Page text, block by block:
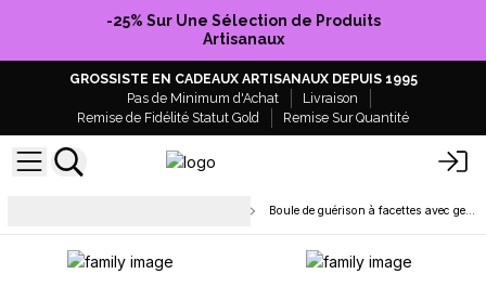
-25% Sur Une Sélection de Produits
Artisanaux
GROSSISTE EN CADEAUX ARTISANAUX DEPUIS 1995
Pas de Minimum d'Achat
Livraison
Remise de Fidélité Statut Gold
Remise Sur Quantité
Boule de guérison à facettes avec gemmes et support